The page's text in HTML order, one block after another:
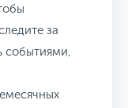
за
событиями,